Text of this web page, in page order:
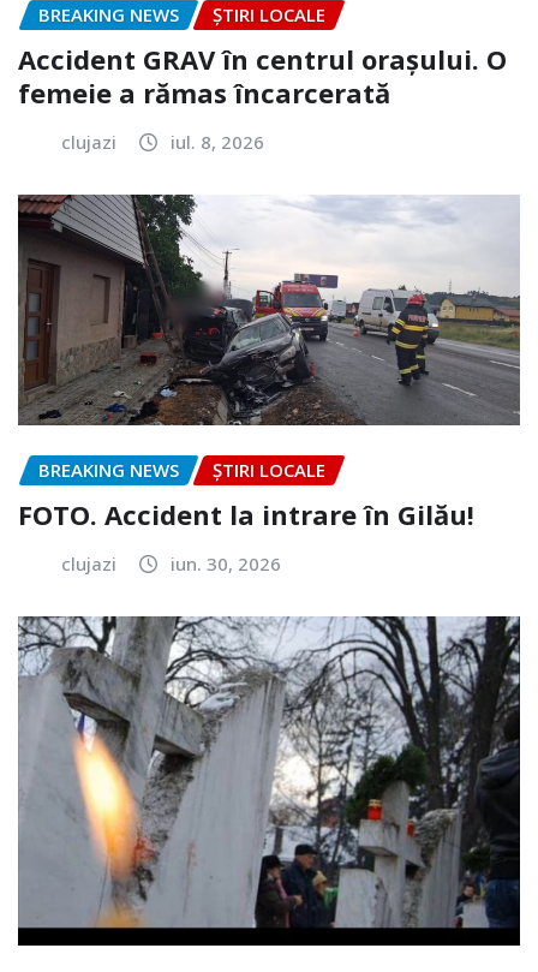
BREAKING NEWS ȘTIRI LOCALE
Accident GRAV în centrul orașului. O
femeie a rămas încarcerată
clujazi iul. 8, 2026
BREAKING NEWS ȘTIRI LOCALE
FOTO. Accident la intrare în Gilău!
clujazi iun. 30, 2026